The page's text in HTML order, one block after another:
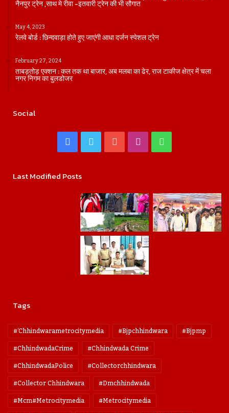
नैनपुर ट्रेन ,साथ मे रीवा -इतवारी ट्रेन की भी सौगात
May 4, 2023
रेलवे बोर्ड : छिन्दवाड़ा होते हुए जाएंगी आधा दर्जन स्पेशल ट्रेन
February 27, 2024
ताबड़तोड़ एक्शन : कल तक था बाजार, अब मलबा का ढेर, राज टाकीज क्षेत्र में चला
नगर निगम का बुलडोजर
Social
Facebook
Twitter YouTubeInstagram
Last Modified Posts
Tags
#'chhindwarametrocitymedia #bjpchhindwara
#bjpmp
#ChhindwadaCrime
#Chhindwada Crime
#ChhindwadaPolice
#collectorchhindwara
#collector Chhindwara
#dmchhindwada
#mcm#metrocitymedia
#metrocitymedia